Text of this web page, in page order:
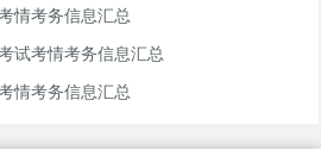
情考务信息汇总
试考情考务信息汇总
情考务信息汇总